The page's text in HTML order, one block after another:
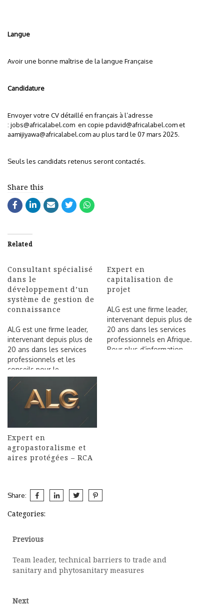
Langue
Avoir une bonne maîtrise de la langue Française
Candidature
Envoyer votre CV détaillé en français à l’adresse
: jobs@africalabel.com en copie pdavid@africalabel.comet
aamijiyawa@africalabel.com au plus tard le 07 mars 2025.
Seuls les candidats retenus seront contactés.
Share this
Related
Consultant spécialisé
dans le
développement d’un
système de gestion de
connaissance
ALG est une firme leader,
intervenant depuis plus de
20 ans dans les services
professionnels et les
conseils pour le
développement en Afrique.
Pour plus d’information,
visitez notre site à
l’adresse : https://www.afr
icalabel.com/ Dans le
cadre de la formulation
d’une réponse à la
sollicitation d’une
organisation internationale
Expert en
capitalisation de
projet
ALG est une firme leader,
intervenant depuis plus de
20 ans dans les services
professionnels en Afrique.
Pour plus d’information,
Expert en
agropastoralisme et
aires protégées – RCA
Share:
Categories:
Post
navigation
Previous
Previous
Team leader, technical barriers to trade and
sanitary and phytosanitary measures
Next
Next